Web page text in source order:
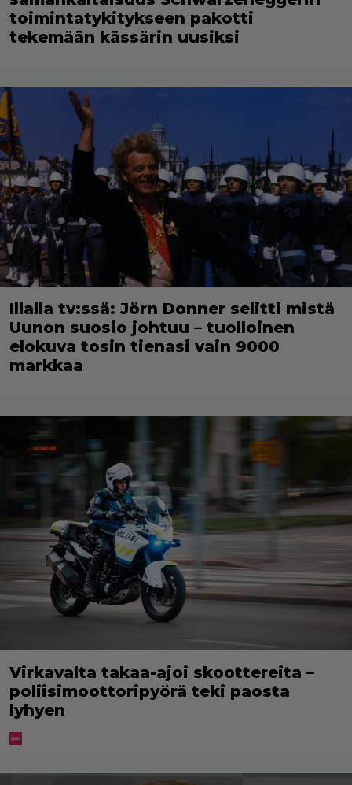
toimintatykitykseen pakotti
tekemään kässärin uusiksi
Illalla tv:ssä: Jörn Donner selitti mistä
Uunon suosio johtuu – tuolloinen
elokuva tosin tienasi vain 9000
markkaa
Virkavalta takaa-ajoi skoottereita –
poliisimoottoripyörä teki paosta
lyhyen